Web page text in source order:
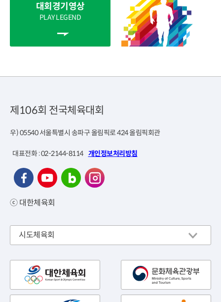
대회경기영상
PLAY LEGEND
제106회 전국체육대회
우) 05540 서울특별시 송파구 올림픽로 424 올림픽회관
대표전화 : 02-2144-8114 개인정보처리방침
ⓒ 대한체육회